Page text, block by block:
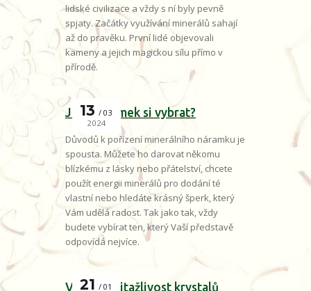
lidské civilizace a vždy s ní byly pevně
spjaty. Začátky využívání minerálů sahají
až do pravěku. První lidé objevovali
kameny a jejich magickou sílu přímo v
přírodě.
Jaký náramek si vybrat?
13
03
2024
Důvodů k pořízení minerálního náramku je
spousta. Můžete ho darovat někomu
blízkému z lásky nebo přátelství, chcete
použít energii minerálů pro dodání té
vlastní nebo hledáte krásný šperk, který
Vám udělá radost. Tak jako tak, vždy
budete vybírat ten, který Vaší představě
odpovídá nejvíce.
Vznik a přitažlivost krystalů
21
01